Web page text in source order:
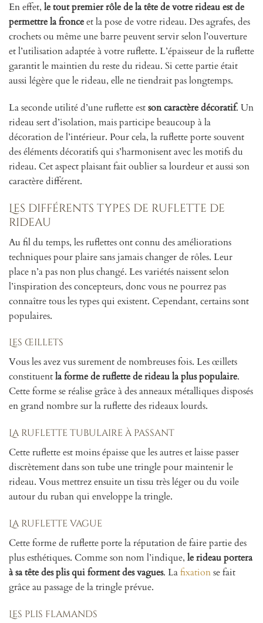
En effet, le tout premier rôle de la tête de votre rideau est de
permettre la fronceet la pose de votre rideau. Des agrafes, des
crochets ou même une barre peuvent servir selon l’ouverture
et l’utilisation adaptée à votre ruflette. L’épaisseur de la ruflette
garantit le maintien du reste du rideau. Si cette partie était
aussi légère que le rideau, elle ne tiendrait pas longtemps.
La seconde utilité d’une ruflette estson caractère décoratif. Un
rideau sert d’isolation, mais participe beaucoup à la
décoration de l’intérieur. Pour cela, la ruflette porte souvent
des éléments décoratifs qui s’harmonisent avec les motifs du
rideau. Cet aspect plaisant fait oublier sa lourdeur et aussi son
caractère différent.
Les différents types de ruflette de
rideau
Au fil du temps, les ruflettes ont connu des améliorations
techniques pour plaire sans jamais changer de rôles. Leur
place n’a pas non plus changé. Les variétés naissent selon
l’inspiration des concepteurs, donc vous ne pourrez pas
connaître tous les types qui existent. Cependant, certains sont
populaires.
Les œillets
Vous les avez vus surement de nombreuses fois. Les œillets
constituentla forme de ruflette de rideau la plus populaire.
Cette forme se réalise grâce à des anneaux métalliques disposés
en grand nombre sur la ruflette des rideaux lourds.
La ruflette tubulaire à passant
Cette ruflette est moins épaisse que les autres et laisse passer
discrètement dans son tube une tringle pour maintenir le
rideau. Vous mettrez ensuite un tissu très léger ou du voile
autour du ruban qui enveloppe la tringle.
La ruflette vague
Cette forme de ruflette porte la réputation de faire partie des
plus esthétiques. Comme son nom l’indique, le rideau portera
à sa tête des plis qui forment des vagues. Lafixationse fait
grâce au passage de la tringle prévue.
Les plis flamands